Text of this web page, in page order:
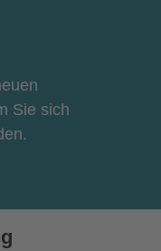
Sie sich